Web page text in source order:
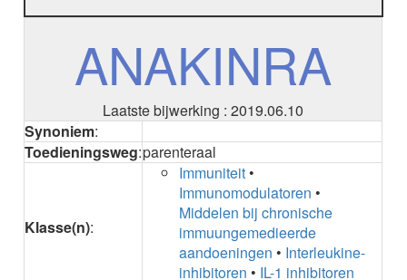
ADAPALEEN / BENZOYLPEROXIDE
ADENOSINE
AESCINE
AFLIBERCEPT parenteraal
AFLIBERCEPT intravitreaal
ALBIGLUTIDE
ALBUTREPENONACOG ALFA
Stollingsfactor IX; Factor IX
ANAKINRA
Laatste bijwerking : 2019.06.10
Synoniem:
Toedieningsweg:parenteraal
Klasse(n):
Immuniteit •
Immunomodulatoren •
Middelen bij chronische
immuungemedieerde
aandoeningen • Interleukine-
inhibitoren • IL-1 inhibitoren